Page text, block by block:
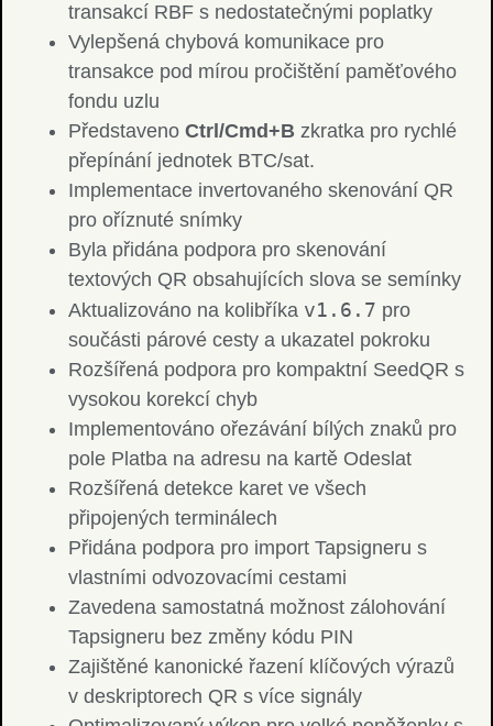
transakcí RBF s nedostatečnými poplatky
Vylepšená chybová komunikace pro
transakce pod mírou pročištění paměťového
fondu uzlu
Představeno Ctrl/Cmd+B zkratka pro rychlé
přepínání jednotek BTC/sat.
Implementace invertovaného skenování QR
pro oříznuté snímky
Byla přidána podpora pro skenování
textových QR obsahujících slova se semínky
Aktualizováno na kolibříka v1.6.7 pro
součásti párové cesty a ukazatel pokroku
Rozšířená podpora pro kompaktní SeedQR s
vysokou korekcí chyb
Implementováno ořezávání bílých znaků pro
pole Platba na adresu na kartě Odeslat
Rozšířená detekce karet ve všech
připojených terminálech
Přidána podpora pro import Tapsigneru s
vlastními odvozovacími cestami
Zavedena samostatná možnost zálohování
Tapsigneru bez změny kódu PIN
Zajištěné kanonické řazení klíčových výrazů
v deskriptorech QR s více signály